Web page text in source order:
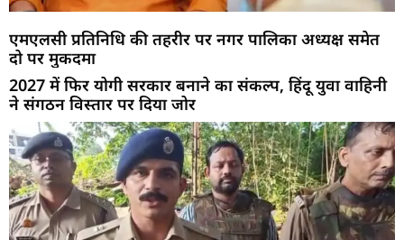
एमएलसी प्रतिनिधि की तहरीर पर नगर पालिका अध्यक्ष समेत
दो पर मुकदमा
2027 में फिर योगी सरकार बनाने का संकल्प, हिंदू युवा वाहिनी
ने संगठन विस्तार पर दिया जोर